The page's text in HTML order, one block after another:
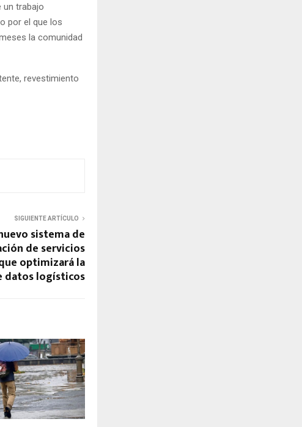
un trabajo
por el que los
la comunidad
revestimiento
SIGUIENTE ARTÍCULO
sistema de
de servicios
optimizará la
datos logísticos